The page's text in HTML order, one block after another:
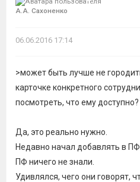
А.А. Сахоненко
06.06.2016 17:14
>может быть лучше не
карточке конкретного
посмотреть, что ему доступно?
Да, это реально нужно.
Недавно начал добавлять в
ПФ ничего не знали.
Удивлялся, чего они говорят,